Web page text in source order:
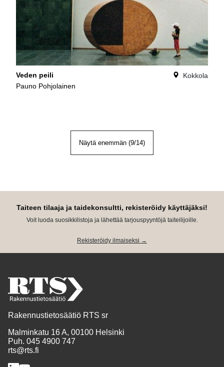
Veden peili
Pauno Pohjolainen
Kokkola
Näytä enemmän (9/14)
Taiteen tilaaja ja taidekonsultti, rekisteröidy käyttäjäksi!
Voit luoda suosikkilistoja ja lähettää tarjouspyyntöjä taiteilijoille.
Rekisteröidy ilmaiseksi →
Rakennustietosäätiö RTS sr
Malminkatu 16 A, 00100 Helsinki
Puh. 045 4900 747
rts@rts.fi